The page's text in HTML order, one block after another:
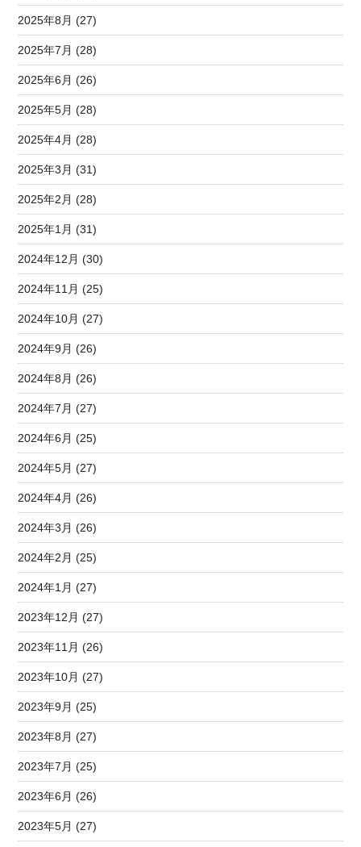
2025年8月 (27)
2025年7月 (28)
2025年6月 (26)
2025年5月 (28)
2025年4月 (28)
2025年3月 (31)
2025年2月 (28)
2025年1月 (31)
2024年12月 (30)
2024年11月 (25)
2024年10月 (27)
2024年9月 (26)
2024年8月 (26)
2024年7月 (27)
2024年6月 (25)
2024年5月 (27)
2024年4月 (26)
2024年3月 (26)
2024年2月 (25)
2024年1月 (27)
2023年12月 (27)
2023年11月 (26)
2023年10月 (27)
2023年9月 (25)
2023年8月 (27)
2023年7月 (25)
2023年6月 (26)
2023年5月 (27)